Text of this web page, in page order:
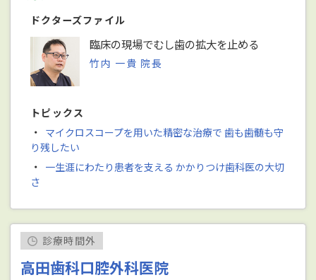
ドクターズファイル
臨床の現場でむし歯の拡大を止める
竹内 一貴 院長
トピックス
・ マイクロスコープを用いた精密な治療で 歯も歯髄も守
り残したい
・ 一生涯にわたり患者を支える かかりつけ⻭科医の大切
さ
診療時間外
高田歯科口腔外科医院